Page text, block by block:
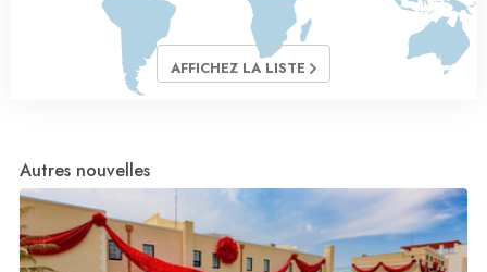
AFFICHEZ LA LISTE
Autres nouvelles